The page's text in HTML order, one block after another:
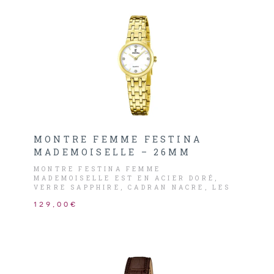
MONTRE FEMME FESTINA
MADEMOISELLE – 26MM
MONTRE FESTINA FEMME
MADEMOISELLE EST EN ACIER DORÉ,
VERRE SAPPHIRE, CADRAN NACRE, LES
129,00€